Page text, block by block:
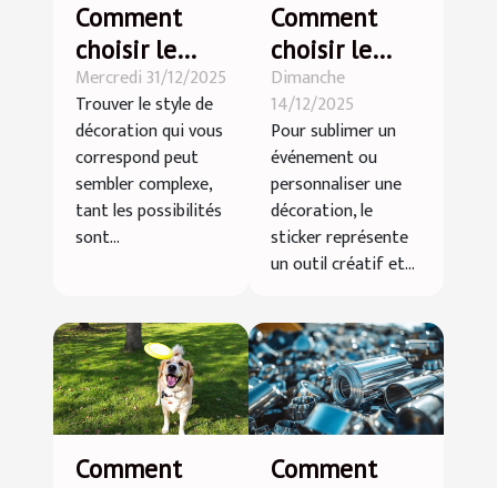
Comment
choisir le
style de
décoration
qui vous
correspond ?
Mercredi 31/12/2025
Trouver le style de
décoration qui vous
correspond peut
sembler complexe,
tant les possibilités
sont...
Comment
choisir le
sticker idéal
pour chaque
occasion ?
Dimanche
14/12/2025
Pour sublimer un
événement ou
personnaliser une
décoration, le
sticker représente
un outil créatif et...
Comment
Comment